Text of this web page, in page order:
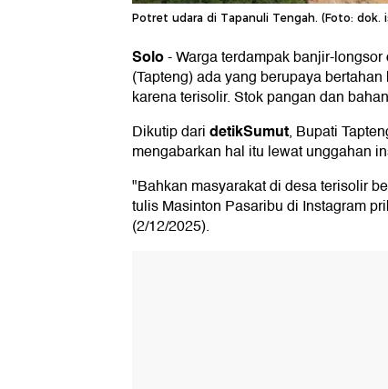
Potret udara di Tapanuli Tengah. (Foto: dok.
Solo-Warga terdampak banjir-
(Tapteng) ada yang berupaya
karena terisolir. Stok pangan dan
Dikutip daridetikSumut, Bupati
mengabarkan hal itu lewat unggahan
"Bahkan masyarakat di desa terisolir
tulis Masinton Pasaribu di Instagram
(2/12/2025).